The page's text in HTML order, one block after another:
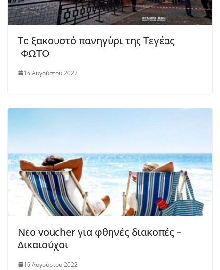
Το ξακουστό πανηγύρι της Τεγέας
-ΦΩΤΟ
16 Αυγούστου 2022
Νέο voucher για φθηνές διακοπές –
Δικαιούχοι
16 Αυγούστου 2022